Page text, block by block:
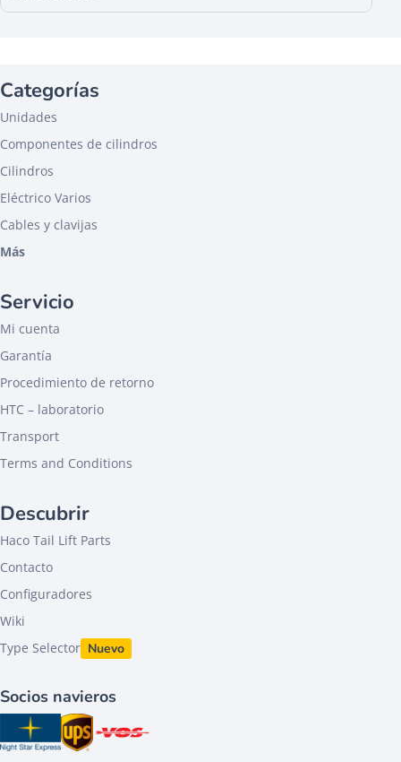
Categorías
Unidades
Componentes de cilindros
Cilindros
Eléctrico Varios
Cables y clavijas
Más
Servicio
Mi cuenta
Garantía
Procedimiento de retorno
HTC – laboratorio
Transport
Terms and Conditions
Descubrir
Haco Tail Lift Parts
Contacto
Configuradores
Wiki
Type Selector Nuevo
Socios navieros